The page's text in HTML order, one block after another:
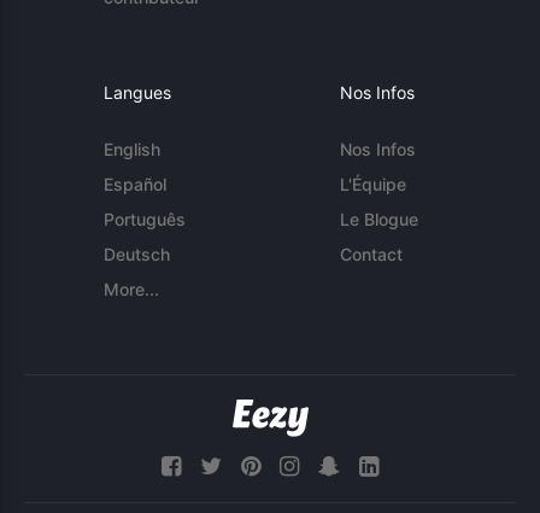
Langues
English
Español
Português
Deutsch
More...
Nos Infos
Nos Infos
L'Équipe
Le Blogue
Contact